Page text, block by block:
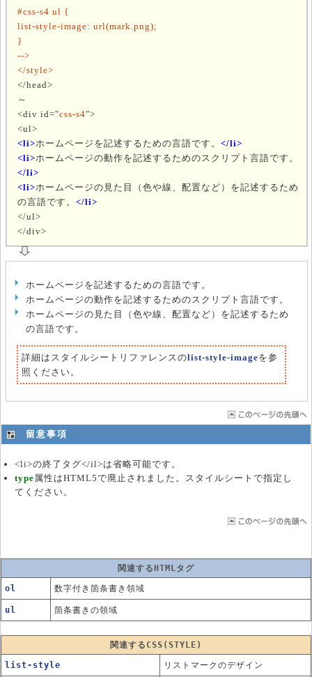
#css-s4 ul {
list-style-image: url(mark.png);
}
-->
</style>
</head>
～
<div id="css-s4">
<ul>
<li>ホームページを記述するための言語です。 </li>
<li>ホームページの動作を記述するためのスクリプト言語です。
</li>
<li>ホームページの見た目（色や線、配置など）を記述するため
の言語です。 </li>
</ul>
</div>
ホームページを記述するための言語です。
ホームページの動作を記述するためのスクリプト言語です。
ホームページの見た目（色や線、配置など）を記述するため
の言語です。
詳細はスタイルシートリファレンスのlist-style-imageを参
照ください。
留意事項
<li>の終了タグ</il>は省略可能です。
type 属性はHTML5で廃止されました。スタイルシートで指定し
てください。
関連するHTMLタグ
ol 数字付き箇条書き領域
ul 箇条書きの領域
関連するCSS(STYLE)
list-style リストマークのデザイン